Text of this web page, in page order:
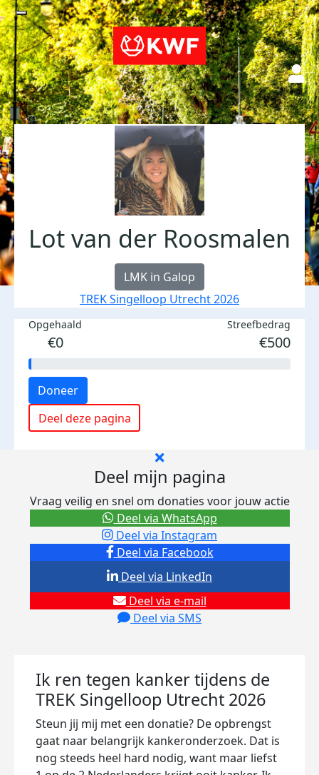
Lot van der Roosmalen
LMK in Galop
TREK Singelloop Utrecht 2026
Opgehaald
€0
Streefbedrag
€500
Doneer
Deel deze pagina
Deel mijn pagina
Vraag veilig en snel om donaties voor jouw actie
Deel via Facebook
Deel via Instagram
Deel via e-mail
Deel via SMS
Deel via LinkedIn
Deel via WhatsApp
Ik ren tegen kanker tijdens de
TREK Singelloop Utrecht 2026
Steun jij mij met een donatie? De opbrengst
gaat naar belangrijk kankeronderzoek. Dat is
nog steeds heel hard nodig, want maar liefst